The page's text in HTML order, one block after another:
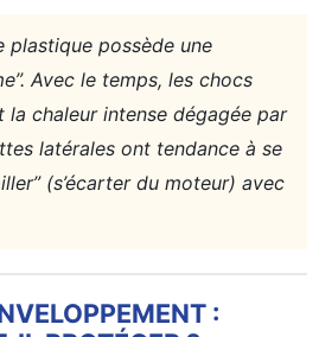
plastique possède une
Avec le temps, les chocs
chaleur intense dégagée par
latérales ont tendance à se
(s’écarter du moteur) avec
: